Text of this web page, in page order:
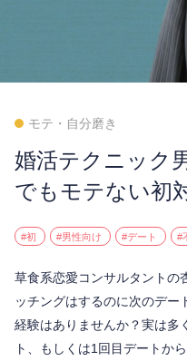
モテ・自分磨き
婚活テクニック
でもモテない初
#初 #男性向け #デート #
草食系恋愛コンサルタントの
ッチングはするのに次のデー
経験はありませんか？実は多
ト、もしくは1回目デートか